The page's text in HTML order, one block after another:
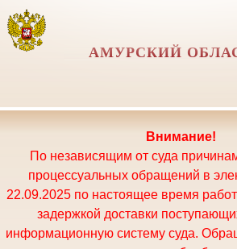
АМУРСКИЙ
Внимание!
По независящим от суда
процессуальных обращений в
22.09.2025 по настоящее время
задержкой доставки
информационную систему суда.